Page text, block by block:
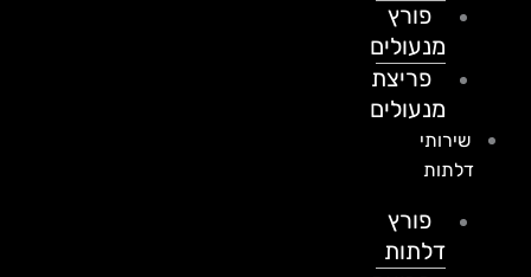
פורץ
מנעולים
פריצת
מנעולים
שירותי
דלתות
פורץ
דלתות